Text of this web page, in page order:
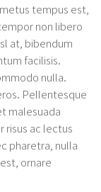
tempus est,
non libero
at, bibendum
facilisis.
nulla.
Pellentesque
malesuada
risus ac lectus
pharetra, nulla
ornare